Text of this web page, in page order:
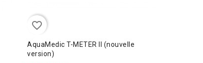
favorite_border
AquaMedic T-METER II (nouvelle
version)